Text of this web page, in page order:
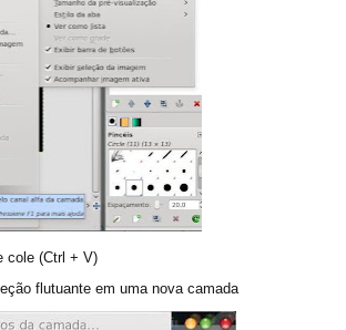
cole (Ctrl + V)
flutuante em uma nova camada